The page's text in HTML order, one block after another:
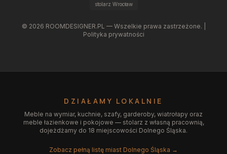
stolarz Wrocław
© 2026 ROOMDESIGNER.PL — Wszelkie prawa zastrzeżone. |
Polityka prywatności
DZIAŁAMY LOKALNIE
Meble na wymiar, kuchnie, szafy, garderoby, wiatrołapy oraz
meble łazienkowe i pokojowe — stolarz z własną pracownią,
dojeżdżamy do 18 miejscowości Dolnego Śląska.
Zobacz pełną listę miast Dolnego Śląska →